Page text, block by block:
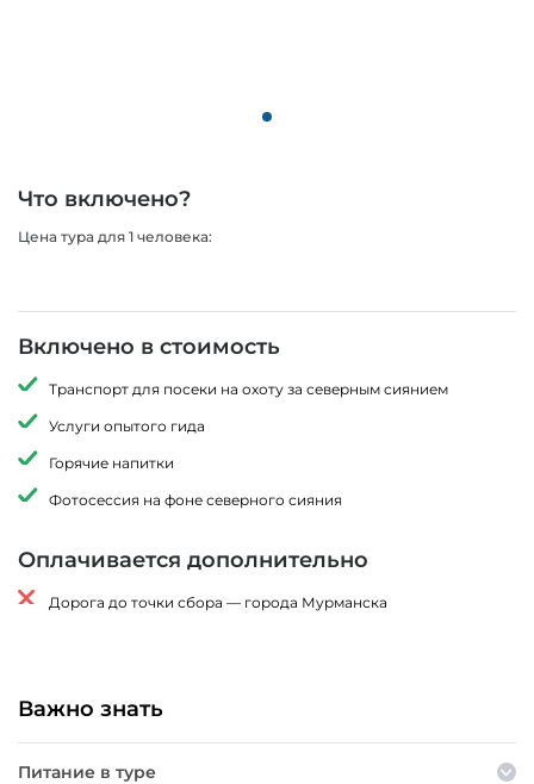
Что включено?
Цена тура для 1 человека:
Включено в стоимость
Транспорт для посеки на охоту за северным сиянием
Услуги опытого гида
Горячие напитки
Фотосессия на фоне северного сияния
Оплачивается дополнительно
Дорога до точки сбора — города Мурманска
Важно знать
Питание в туре